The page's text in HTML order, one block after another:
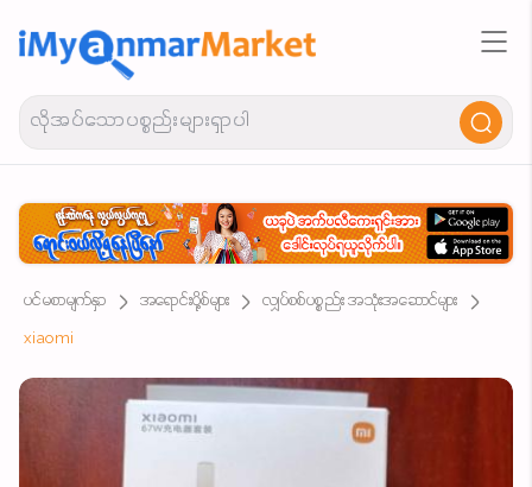
ပင်မစာမျက်နှာ အရောင်းပို့စ်များ
လျှပ်စစ်ပစ္စည်း အသုံးအဆောင်များ
xiaomi